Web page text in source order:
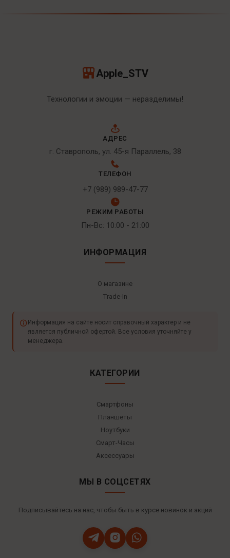
Apple_STV
Технологии и эмоции — неразделимы!
АДРЕС
г. Ставрополь, ул. 45-я Параллель, 38
ТЕЛЕФОН
+7 (989) 989-47-77
РЕЖИМ РАБОТЫ
Пн-Вс: 10:00 - 21:00
ИНФОРМАЦИЯ
О магазине
Trade-In
Информация на сайте носит справочный характер и не
является публичной офертой. Все условия уточняйте у
менеджера.
КАТЕГОРИИ
Смартфоны
Планшеты
Ноутбуки
Смарт-Часы
Аксессуары
МЫ В СОЦСЕТЯХ
Подписывайтесь на нас, чтобы быть в курсе новинок и акций